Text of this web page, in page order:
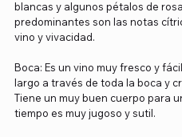
blancas y algunos pétalos de
predominantes son las notas
vino y vivacidad.
Boca: Es un vino muy fresco y
largo a través de toda la boca y
Tiene un muy buen cuerpo para
tiempo es muy jugoso y sutil.